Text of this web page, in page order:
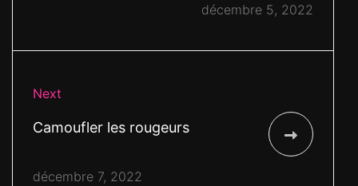
décembre 5, 2022
Next
Camoufler les rougeurs
décembre 7, 2022